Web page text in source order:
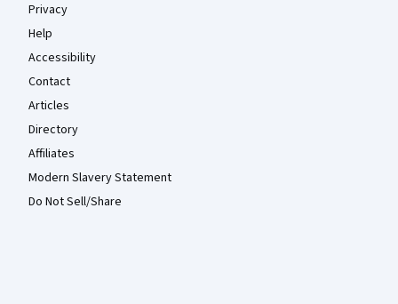
Privacy
Help
Accessibility
Contact
Articles
Directory
Affiliates
Modern Slavery Statement
Do Not Sell/Share